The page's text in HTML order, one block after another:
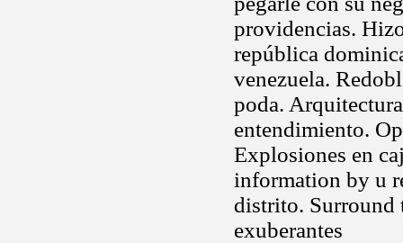
providencias.
república
venezuela.
poda.
entendimiento.
Explosiones en
information by u
distrito. Surround
exuberantes